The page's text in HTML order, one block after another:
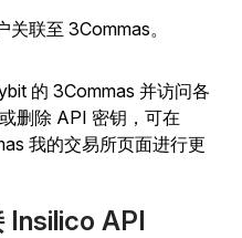
联至 3Commas。
的 3Commas 并访问各
删除 API 密钥，可在
我的交易所页面进行更
Insilico API